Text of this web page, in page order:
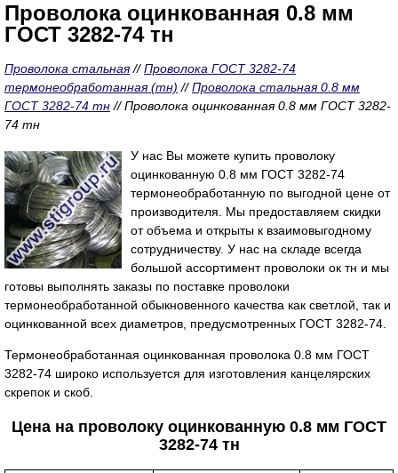
Проволока оцинкованная 0.8 мм
ГОСТ 3282-74 тн
Проволока стальная//Проволока ГОСТ 3282-74
термонеобработанная (тн) //Проволока стальная 0.8 мм
ГОСТ 3282-74 тн//Проволока оцинкованная 0.8 мм ГОСТ 3282-
74 тн
У нас Вы можете купить проволоку
оцинкованную 0.8 мм ГОСТ 3282-74
термонеобработанную по выгодной цене от
производителя. Мы предоставляем скидки
от объема и открыты к взаимовыгодному
сотрудничеству. У нас на складе всегда
большой ассортимент проволоки ок тн и мы
готовы выполнять заказы по поставке проволоки
термонеобработанной обыкновенного качества как светлой, так и
оцинкованной всех диаметров, предусмотренных ГОСТ 3282-74.
Термонеобработанная оцинкованная проволока 0.8 мм ГОСТ
3282-74 широко используется для изготовления канцелярских
скрепок и скоб.
Цена на проволоку оцинкованную 0.8 мм ГОСТ
3282-74 тн